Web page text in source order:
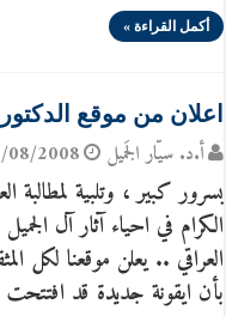
أكمل القراءة »
اعلان من موقع
أ.د. سيّار الجَميل 08/2008
بسرور كبير ، وتلبية لمطالبة
الكرام في احياء آثار آل
العراقي .. يعلن موقعنا لكل
بأن ايقونة جديدة قد